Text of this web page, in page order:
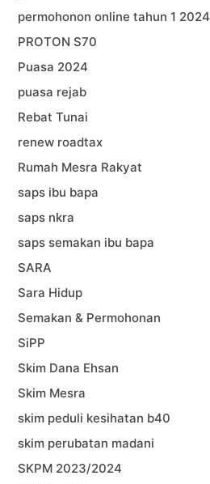
permohonon online tahun 1 2024
PROTON S70
Puasa 2024
puasa rejab
Rebat Tunai
renew roadtax
Rumah Mesra Rakyat
saps ibu bapa
saps nkra
saps semakan ibu bapa
SARA
Sara Hidup
Semakan & Permohonan
SiPP
Skim Dana Ehsan
Skim Mesra
skim peduli kesihatan b40
skim perubatan madani
SKPM 2023/2024